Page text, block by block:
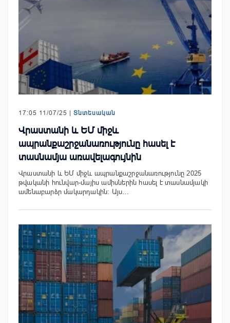
17:05 11/07/25 | Տնտեսական
Վրաստանի և ԵՄ միջև
ապրանքաշրջանառությունը հասել է
տասնամյա առավելագույնին
Վրաստանի և ԵՄ միջև ապրանքաշրջանառությունը 2025
թվականի հունվար-մայիս ամիսներին հասել է տասնամյակի
ամենաբարձր մակարդակին: Այս…